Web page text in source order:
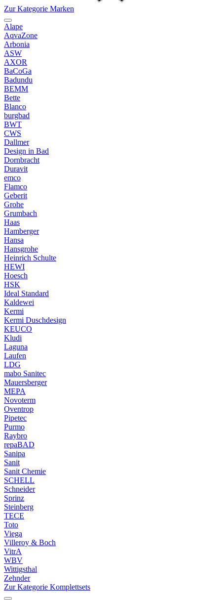
Zur Kategorie Marken
Alape
AqvaZone
Arbonia
ASW
AXOR
BaCoGa
Badundu
BEMM
Bette
Blanco
burgbad
BWT
CWS
Dallmer
Design in Bad
Dornbracht
Duravit
emco
Flamco
Geberit
Grohe
Grumbach
Haas
Hamberger
Hansa
Hansgrohe
Heinrich Schulte
HEWI
Hoesch
HSK
Ideal Standard
Kaldewei
Kermi
Kermi Duschdesign
KEUCO
Kludi
Laguna
Laufen
LDG
mabo Sanitec
Mauersberger
MEPA
Novoterm
Oventrop
Pipetec
Purmo
Raybro
repaBAD
Sanipa
Sanit
Sanit Chemie
SCHELL
Schneider
Sprinz
Steinberg
TECE
Toto
Viega
Villeroy & Boch
VitrA
WBV
Wittigsthal
Zehnder
Zur Kategorie Komplettsets